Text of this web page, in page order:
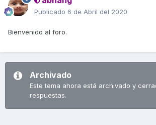
Publicado 6 de Abril del 2020
Bienvenido al foro.
Archivado
Este tema ahora está archivado y
respuestas.